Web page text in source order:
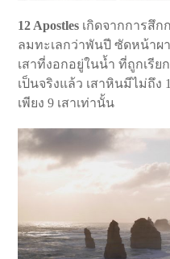
12 Apostles เกิดจากการสึ
ลมทะเลกว่าพันปี ซัดหน้าผ
เสาที่งอกอยู่ในน้ำ ที่ถูกเรีย
เป็นจริงแล้ว เสาหินมีไม่ถึง
เพียง 9 เสาเท่านั้น